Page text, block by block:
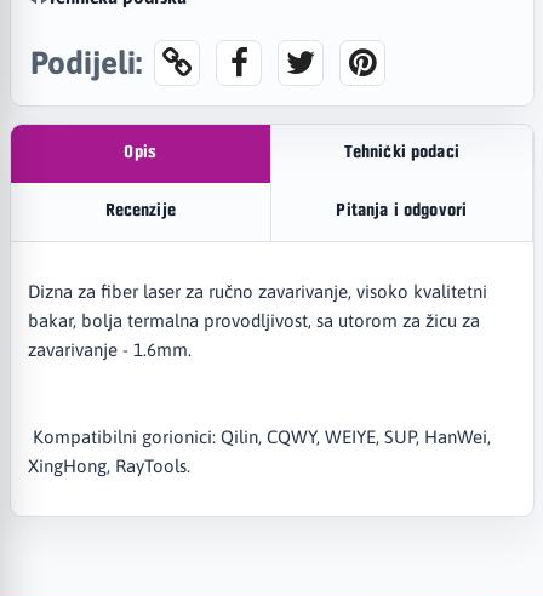
Podijeli:
Opis Tehnički podaci
Recenzije Pitanja i odgovori
Dizna za fiber laser za ručno zavarivanje, visoko kvalitetni
bakar, bolja termalna provodljivost, sa utorom za žicu za
zavarivanje - 1.6mm.
Kompatibilni gorionici: Qilin, CQWY, WEIYE, SUP, HanWei,
XingHong, RayTools.